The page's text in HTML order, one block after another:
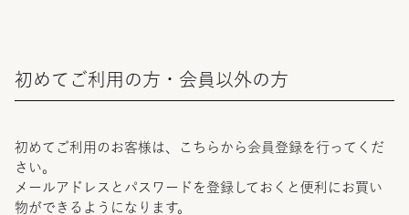
初めてご利用の方・会員以外の方
初めてご利用のお客様は、こちらから会員登録を行ってくだ
さい。
メールアドレスとパスワードを登録しておくと便利にお買い
物ができるようになります。